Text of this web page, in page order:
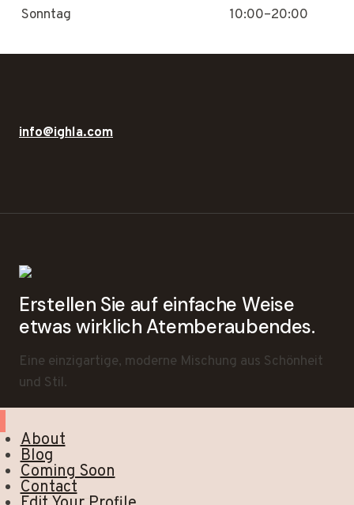
Sonntag
10:00–20:00
info@ighla.com
Erstellen Sie auf einfache Weise
etwas wirklich Atemberaubendes.
Eine einzigartige, moderne Mischung aus Schönheit
und Stil.
About
Blog
Coming Soon
Contact